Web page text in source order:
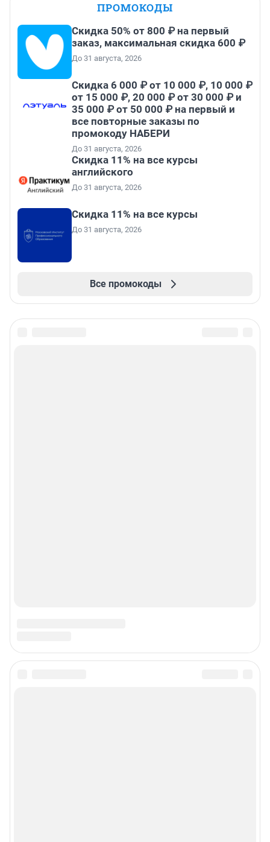
ПРОМОКОДЫ
Скидка 50% от 800 ₽ на первый
заказ, максимальная скидка 600 ₽
До 31 августа, 2026
Скидка 6 000 ₽ от 10 000 ₽, 10 000 ₽
от 15 000 ₽, 20 000 ₽ от 30 000 ₽ и
35 000 ₽ от 50 000 ₽ на первый и
все повторные заказы по
промокоду НАБЕРИ
До 31 августа, 2026
Скидка 11% на все курсы
английского
До 31 августа, 2026
Скидка 11% на все курсы
До 31 августа, 2026
Все промокоды